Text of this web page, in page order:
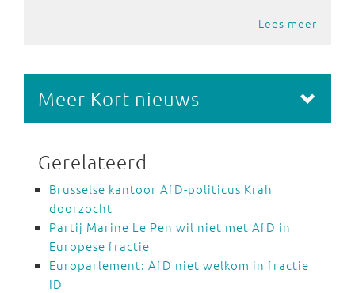
Lees meer
Meer Kort nieuws
Gerelateerd
Brusselse kantoor AfD-politicus Krah
doorzocht
Partij Marine Le Pen wil niet met AfD in
Europese fractie
Europarlement: AfD niet welkom in fractie
ID